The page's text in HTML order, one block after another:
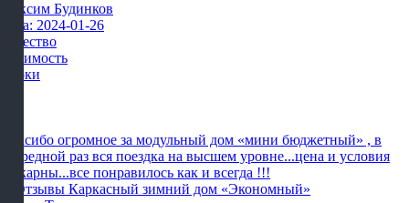
Максим Будинков
Дата: 2024-01-26
Качество
Стоимость
Сроки
Спасибо огромное за модульный дом «мини бюджетный» , в
очередной раз вся поездка на высшем уровне...цена и условия
шикарны...все понравилось как и всегда !!!